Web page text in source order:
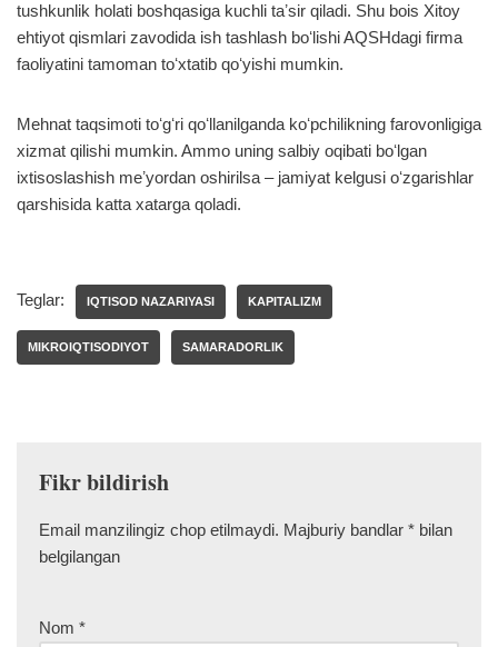
tushkunlik holati boshqasiga kuchli taʼsir qiladi. Shu bois Xitoy
ehtiyot qismlari zavodida ish tashlash boʻlishi AQSHdagi firma
faoliyatini tamoman toʻxtatib qoʻyishi mumkin.
Mehnat taqsimoti toʻgʻri qoʻllanilganda koʻpchilikning farovonligiga
xizmat qilishi mumkin. Ammo uning salbiy oqibati boʻlgan
ixtisoslashish meʼyordan oshirilsa – jamiyat kelgusi oʻzgarishlar
qarshisida katta xatarga qoladi.
Teglar: IQTISOD NAZARIYASI KAPITALIZM
MIKROIQTISODIYOT SAMARADORLIK
Fikr bildirish
Email manzilingiz chop etilmaydi. Majburiy bandlar * bilan
belgilangan
Nom *